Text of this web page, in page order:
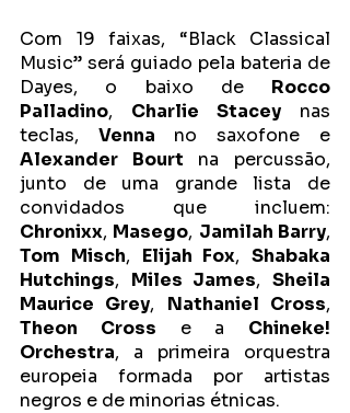
Com 19 faixas, “Black Classical
Music” será guiado pela bateria de
Dayes, o baixo de Rocco
Palladino, Charlie Stacey nas
teclas, Venna
Alexander Bourt na percussão,
junto de uma grande lista de
Chronixx, Masego, Jamilah Barry
Tom Misch, Elijah Fox, Shabaka
Hutchings, Miles James, Sheila
Maurice Grey, Nathaniel Cross
Theon Cross e a Chineke!
Orchestra, a primeira orquestra
europeia formada por artistas
negros e de minorias étnicas.